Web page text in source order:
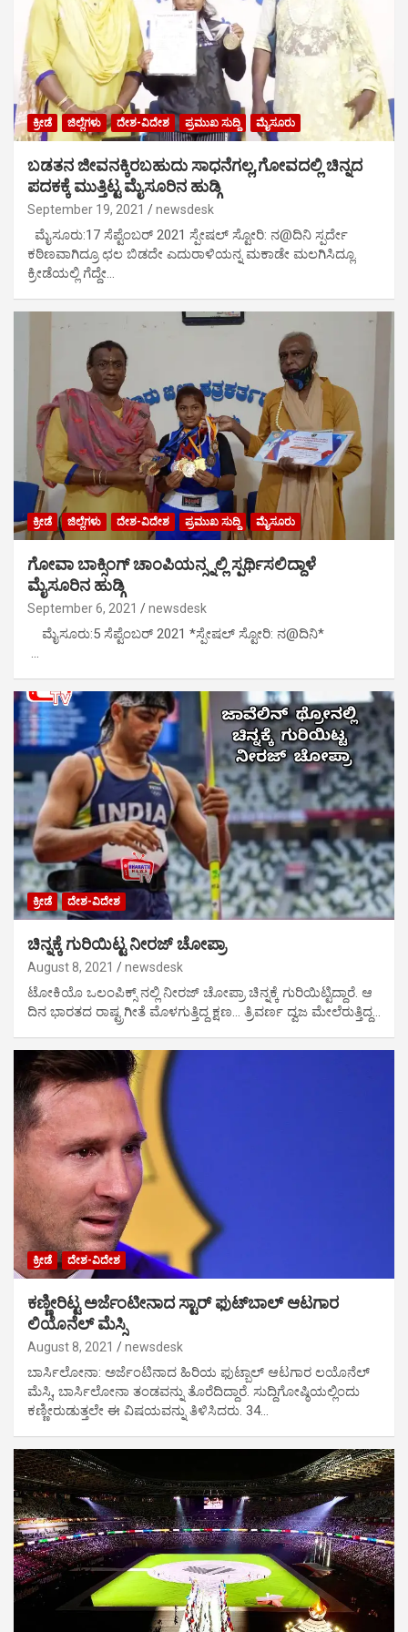
ಕ್ರೀಡೆ ಜಿಲ್ಲೆಗಳು ದೇಶ-ವಿದೇಶ ಪ್ರಮುಖ ಸುದ್ದಿ ಮೈಸೂರು
ಬಡತನ ಜೀವನಕ್ಕಿರಬಹುದು ಸಾಧನೆಗಲ್ಲ,ಗೋವದಲ್ಲಿ ಚಿನ್ನದ
ಪದಕಕ್ಕೆ ಮುತ್ತಿಟ್ಟ ಮೈಸೂರಿನ ಹುಡ್ಗಿ
September 19, 2021 newsdesk
ಮೈಸೂರು:17 ಸೆಪ್ಟೆಂಬರ್ 2021 ಸ್ಪೇಷಲ್ ಸ್ಟೋರಿ: ನ@ದಿನಿ ಸ್ಪರ್ದೇ
ಕಠಿಣವಾಗಿದ್ರೂ ಛಲ ಬಿಡದೇ ಎದುರಾಳಿಯನ್ನ ಮಕಾಡೇ ಮಲಗಿಸಿದ್ಲೂ.
ಕ್ರೀಡೆಯಲ್ಲಿ ಗೆದ್ದೇ…
ಕ್ರೀಡೆ ಜಿಲ್ಲೆಗಳು ದೇಶ-ವಿದೇಶ ಪ್ರಮುಖ ಸುದ್ದಿ ಮೈಸೂರು
ಗೋವಾ ಬಾಕ್ಸಿಂಗ್ ಚಾಂಪಿಯನ್ಸ್ನಲ್ಲಿ ಸ್ಪರ್ಥಿಸಲಿದ್ದಾಳೆ
ಮೈಸೂರಿನ ಹುಡ್ಗಿ
September 6, 2021 newsdesk
ಮೈಸೂರು:5 ಸೆಪ್ಟೆಂಬರ್ 2021 *ಸ್ಪೇಷಲ್ ಸ್ಟೋರಿ: ನ@ದಿನಿ*
…
ಕ್ರೀಡೆ ದೇಶ-ವಿದೇಶ
ಚಿನ್ನಕ್ಕೆ ಗುರಿಯಿಟ್ಟ ನೀರಜ್ ಚೋಪ್ರಾ
August 8, 2021 newsdesk
ಟೋಕಿಯೊ ಒಲಂಪಿಕ್ಸ್ ನಲ್ಲಿ ನೀರಜ್ ಚೋಪ್ರಾ ಚಿನ್ನಕ್ಕೆ ಗುರಿಯಿಟ್ಟಿದ್ದಾರೆ. ಆ
ದಿನ ಭಾರತದ ರಾಷ್ಟ್ರಗೀತೆ ಮೊಳಗುತ್ತಿದ್ದ ಕ್ಷಣ… ತ್ರಿವರ್ಣ ದ್ವಜ ಮೇಲೆರುತ್ತಿದ್ದ…
ಕ್ರೀಡೆ ದೇಶ-ವಿದೇಶ
ಕಣ್ಣೀರಿಟ್ಟ ಅರ್ಜೆಂಟೀನಾದ ಸ್ಟಾರ್ ಫುಟ್‌ಬಾಲ್ ಆಟಗಾರ
ಲಿಯೊನೆಲ್ ಮೆಸ್ಸಿ
August 8, 2021 newsdesk
ಬಾರ್ಸಿಲೋನಾ: ಅರ್ಜೆಂಟಿನಾದ ಹಿರಿಯ ಫುಟ್ಬಾಲ್ ಆಟಗಾರ ಲಯೊನೆಲ್
ಮೆಸ್ಸಿ, ಬಾರ್ಸಿಲೋನಾ ತಂಡವನ್ನು ತೊರೆದಿದ್ದಾರೆ. ಸುದ್ದಿಗೋಷ್ಠಿಯಲ್ಲಿಂದು
ಕಣ್ಣೀರುಡುತ್ತಲೇ ಈ ವಿಷಯವನ್ನು ತಿಳಿಸಿದರು. 34…